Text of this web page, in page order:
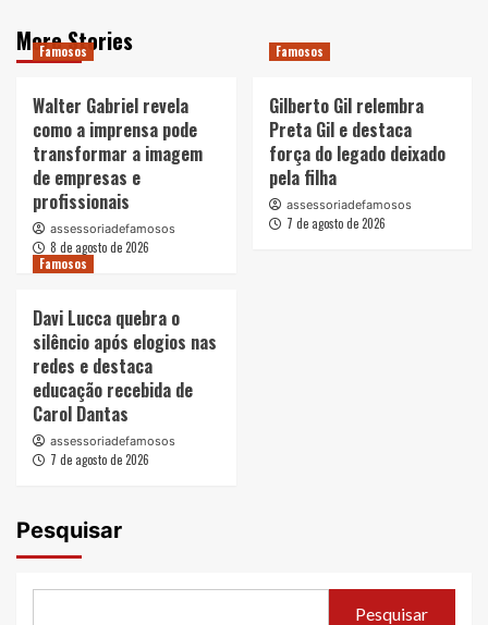
More Stories
Famosos
Walter Gabriel revela
como a imprensa pode
transformar a imagem
de empresas e
profissionais
assessoriadefamosos
8 de agosto de 2026
Famosos
Gilberto Gil relembra
Preta Gil e destaca
força do legado deixado
pela filha
assessoriadefamosos
7 de agosto de 2026
Famosos
Davi Lucca quebra o
silêncio após elogios nas
redes e destaca
educação recebida de
Carol Dantas
assessoriadefamosos
7 de agosto de 2026
Pesquisar
Pesquisar